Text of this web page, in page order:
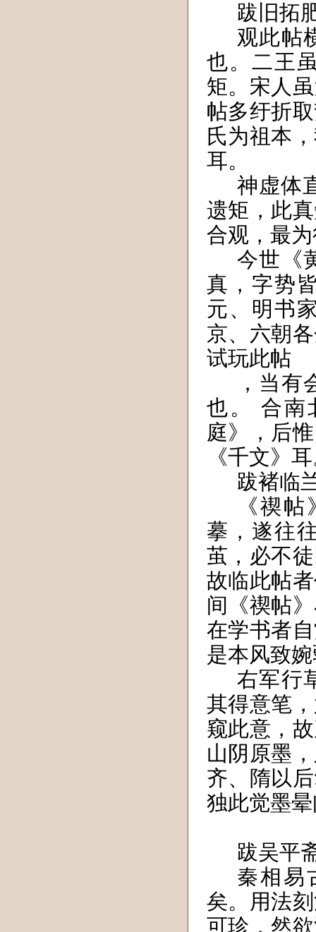
跋旧拓
观此帖
也。二王
矩。宋人
帖多纡折
氏为祖本
耳。
神虚体
遗矩，此
合观，最
今世《
真，字势
元、明书
京、六朝
试玩此帖
，当
也。 合南
庭》，后
《千文》
跋褚临
《禊
摹，遂往
茧，必不
故临此帖
间《禊帖
在学书者
是本风致
右军行
其得意笔
窥此意，
山阴原墨
齐、隋以
独此觉墨
跋吴平
秦相易
矣。用法
可珍，然